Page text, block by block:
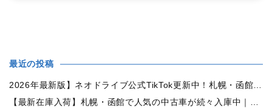
最近の投稿
2026年最新版】ネオドライブ公式TikTok更新中！札幌・函館の中古車情報を動画で発信
【最新在庫入荷】札幌・函館で人気の中古車が続々入庫中｜早い者勝ち！【日産 ルークス660X 4WD】